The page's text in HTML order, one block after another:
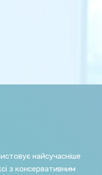
найсучасніше
з консервативним